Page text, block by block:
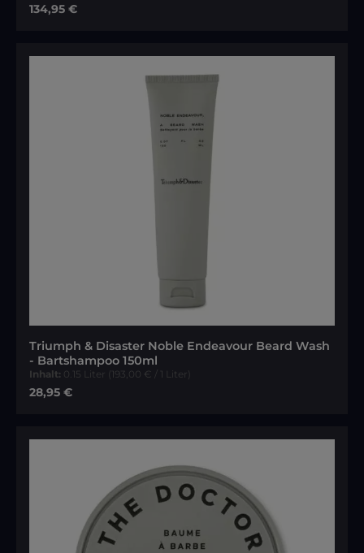
Regulärer Preis:
134,95 €
Triumph & Disaster Noble Endeavour Beard Wash
- Bartshampoo 150ml
Inhalt: 0.15 Liter (193,00 € / 1 Liter)
Regulärer Preis:
28,95 €